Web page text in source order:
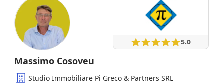
5.0
Massimo Cosoveu
Studio Immobiliare Pi Greco & Partners SRL